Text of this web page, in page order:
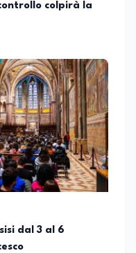
colpirà la
dal 3 al 6